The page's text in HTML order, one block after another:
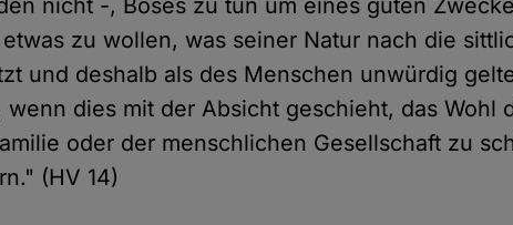
nicht -, Böses zu tun um eines guten
zu wollen, was seiner Natur nach die
und deshalb als des Menschen unwürdig
wenn dies mit der Absicht geschieht, das Wohl
oder der menschlichen Gesellschaft zu
(HV 14)